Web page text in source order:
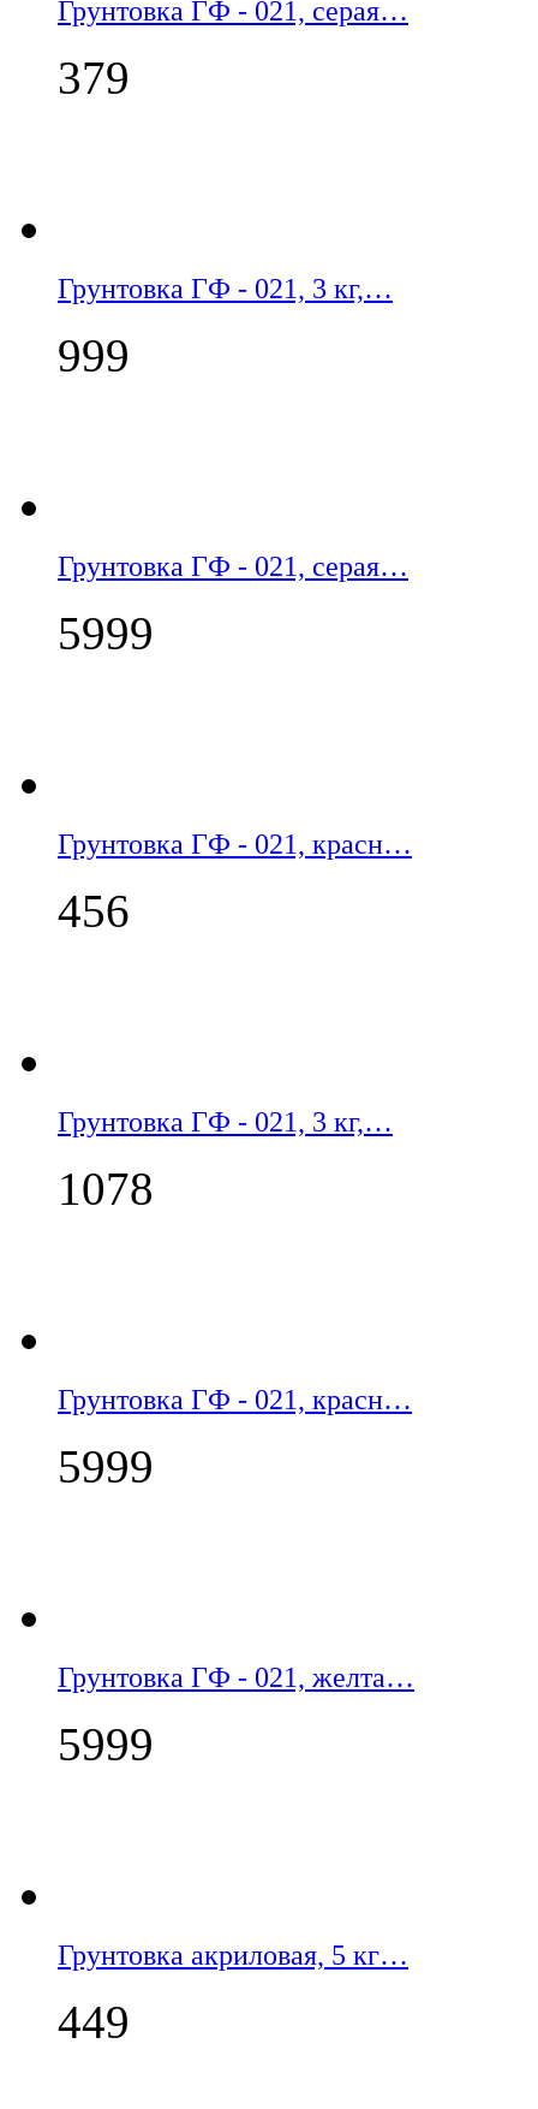
Грунтовка ГФ - 021, серая…
379
Грунтовка ГФ - 021, 3 кг,…
999
Грунтовка ГФ - 021, серая…
5999
Грунтовка ГФ - 021, красн…
456
Грунтовка ГФ - 021, 3 кг,…
1078
Грунтовка ГФ - 021, красн…
5999
Грунтовка ГФ - 021, желта…
5999
Грунтовка акриловая, 5 кг…
449